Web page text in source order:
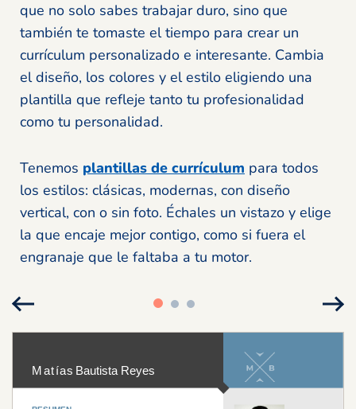
que no solo sabes trabajar duro, sino que
también te tomaste el tiempo para crear un
currículum personalizado e interesante. Cambia
el diseño, los colores y el estilo eligiendo una
plantilla que refleje tanto tu profesionalidad
como tu personalidad.
Tenemos plantillas de currículum para todos
los estilos: clásicas, modernas, con diseño
vertical, con o sin foto. Échales un vistazo y elige
la que encaje mejor contigo, como si fuera el
engranaje que le faltaba a tu motor.